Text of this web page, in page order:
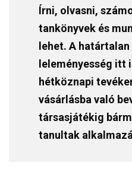
Írni, olvasni,
tankönyvek és
lehet. A határtalan
leleményesség itt
hétköznapi
vásárlásba való
társasjátékig
tanultak